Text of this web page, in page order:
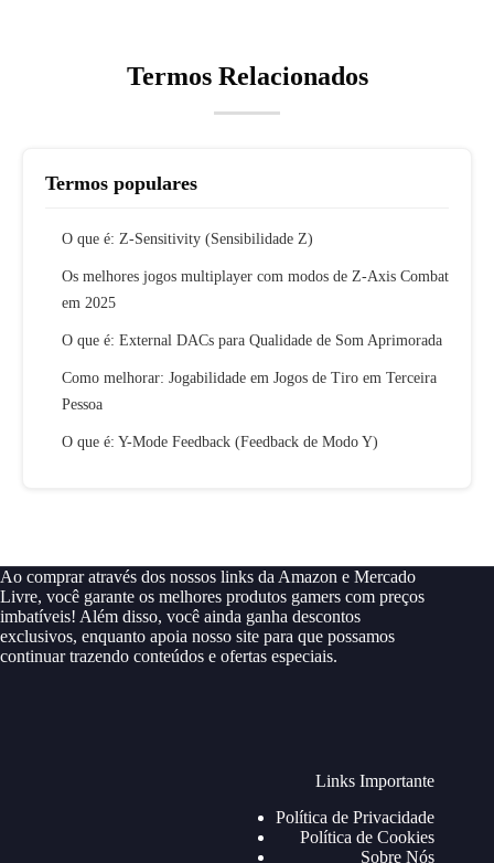
Termos Relacionados
Termos populares
O que é: Z-Sensitivity (Sensibilidade Z)
Os melhores jogos multiplayer com modos de Z-Axis Combat
em 2025
O que é: External DACs para Qualidade de Som Aprimorada
Como melhorar: Jogabilidade em Jogos de Tiro em Terceira
Pessoa
O que é: Y-Mode Feedback (Feedback de Modo Y)
Ao comprar através dos nossos links da Amazon e Mercado
Livre, você garante os melhores produtos gamers com preços
imbatíveis! Além disso, você ainda ganha descontos
exclusivos, enquanto apoia nosso site para que possamos
continuar trazendo conteúdos e ofertas especiais.
Links Importante
Política de Privacidade
Política de Cookies
Sobre Nós